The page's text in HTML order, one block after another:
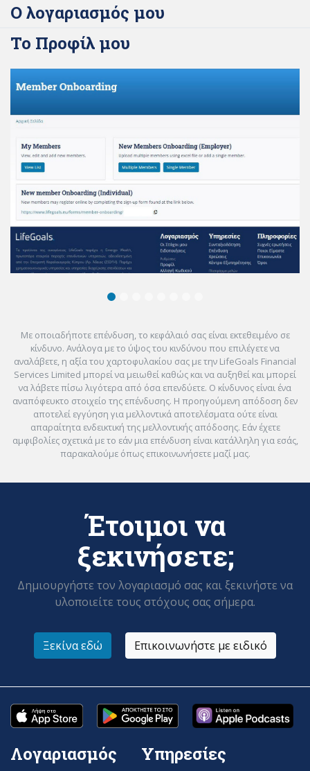
Ο λογαριασμός μου
Το Προφίλ μου
Με οποιαδήποτε επένδυση, το κεφάλαιό σας είναι εκτεθειμένο σε
κίνδυνο. Ανάλογα με το ύψος του κινδύνου που επιλέγετε να
αναλάβετε, η αξία του χαρτοφυλακίου σας με την LifeGoals Financial
Services Limited μπορεί να μειωθεί καθώς και να αυξηθεί και μπορεί
να λάβετε πίσω λιγότερα από όσα επενδύετε. Ο κίνδυνος είναι ένα
αναπόφευκτο στοιχείο της επένδυσης. Η προηγούμενη απόδοση δεν
αποτελεί εγγύηση για μελλοντικά αποτελέσματα ούτε είναι
απαραίτητα ενδεικτική της μελλοντικής απόδοσης. Εάν έχετε
αμφιβολίες σχετικά με το εάν μια επένδυση είναι κατάλληλη για εσάς,
παρακαλούμε όπως επικοινωνήσετε μαζί μας.
Έτοιμοι να
ξεκινήσετε;
Δημιουργήστε τον λογαριασμό σας και ξεκινήστε να
υλοποιείτε τους στόχους σας σήμερα.
Ξεκίνα εδώ Επικοινωνήστε με ειδικό
Λογαριασμός Υπηρεσίες